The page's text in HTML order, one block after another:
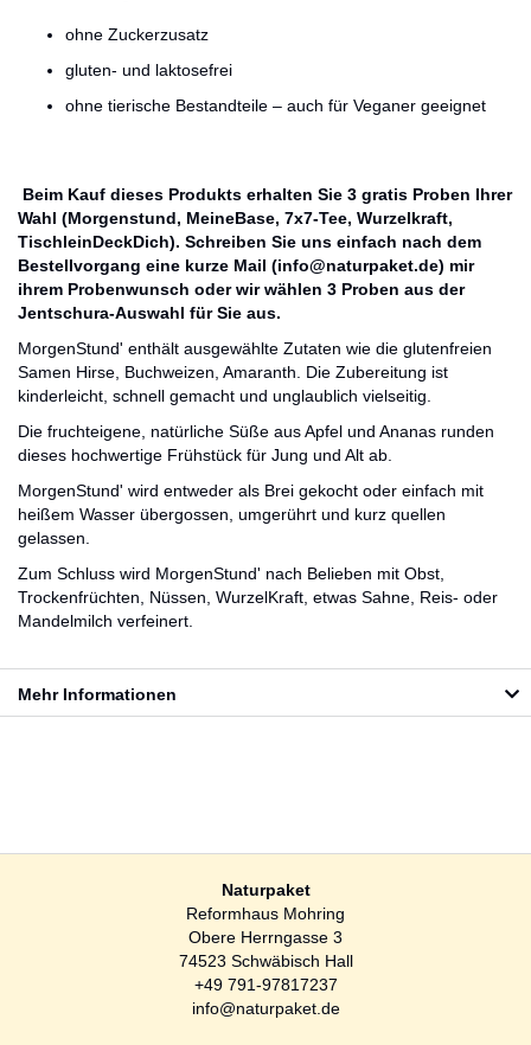
ohne Zuckerzusatz
gluten- und laktosefrei
ohne tierische Bestandteile – auch für Veganer geeignet
Beim Kauf dieses Produkts erhalten Sie 3 gratis Proben Ihrer
Wahl (Morgenstund, MeineBase, 7x7-Tee, Wurzelkraft,
TischleinDeckDich). Schreiben Sie uns einfach nach dem
Bestellvorgang eine kurze Mail (info@naturpaket.de) mir
ihrem Probenwunsch oder wir wählen 3 Proben aus der
Jentschura-Auswahl für Sie aus.
MorgenStund' enthält ausgewählte Zutaten wie die glutenfreien
Samen Hirse, Buchweizen, Amaranth. Die Zubereitung ist
kinderleicht, schnell gemacht und unglaublich vielseitig.
Die fruchteigene, natürliche Süße aus Apfel und Ananas runden
dieses hochwertige Frühstück für Jung und Alt ab.
MorgenStund' wird entweder als Brei gekocht oder einfach mit
heißem Wasser übergossen, umgerührt und kurz quellen
gelassen.
Zum Schluss wird MorgenStund' nach Belieben mit Obst,
Trockenfrüchten, Nüssen, WurzelKraft, etwas Sahne, Reis- oder
Mandelmilch verfeinert.
Mehr Informationen
Naturpaket
Reformhaus Mohring
Obere Herrngasse 3
74523 Schwäbisch Hall
+49 791-97817237
info@naturpaket.de